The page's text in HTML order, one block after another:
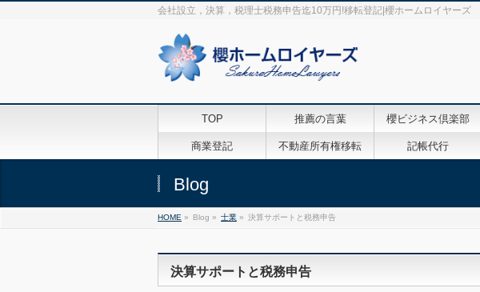
会社設立，決算，税理士税務申告迄10万円!移転登記|櫻ホームロイヤーズ
TOP 推薦の言葉 櫻ビジネス倶楽部
商業登記 不動産所有権移転 記帳代行
Blog
HOME » Blog » 士業 » 決算サポートと税務申告
決算サポートと税務申告